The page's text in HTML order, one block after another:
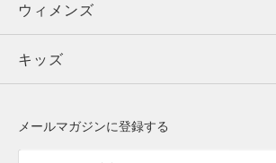
ウィメンズ
キッズ
トップス
ボトムス
ウィメンズ
トップス
キッズ
メールマガジンに登録する